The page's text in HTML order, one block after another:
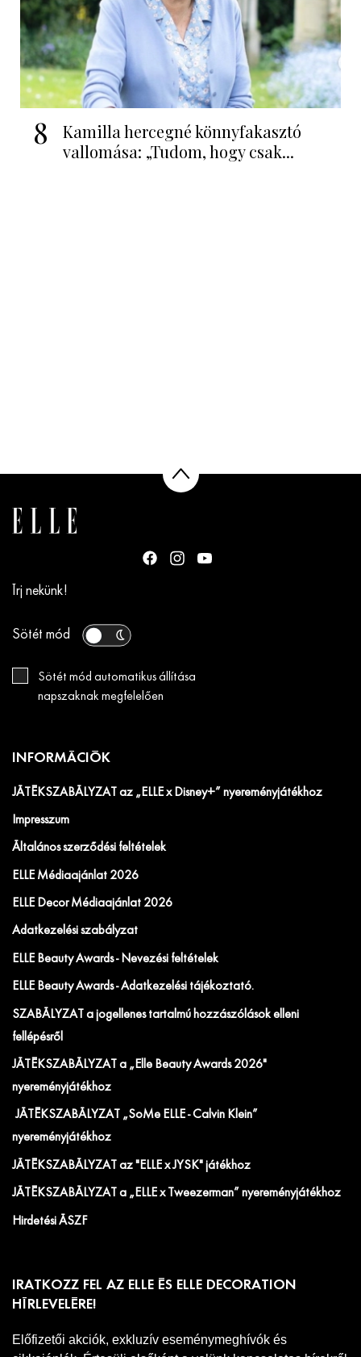
8
Kamilla hercegné könnyfakasztó
vallomása: „Tudom, hogy csak...
Írj nekünk!
Sötét mód
Sötét mód automatikus állítása
napszaknak megfelelően
INFORMÁCIÓK
JÁTÉKSZABÁLYZAT az „ELLE x Disney+” nyereményjátékhoz
Impresszum
Általános szerződési feltételek
ELLE Médiaajánlat 2026
ELLE Decor Médiaajánlat 2026
Adatkezelési szabályzat
ELLE Beauty Awards - Nevezési feltételek
ELLE Beauty Awards - Adatkezelési tájékoztató.
SZABÁLYZAT a jogellenes tartalmú hozzászólások elleni
fellépésről
JÁTÉKSZABÁLYZAT a „Elle Beauty Awards 2026"
nyereményjátékhoz
JÁTÉKSZABÁLYZAT „SoMe ELLE - Calvin Klein”
nyereményjátékhoz
JÁTÉKSZABÁLYZAT az "ELLE x JYSK" játékhoz
JÁTÉKSZABÁLYZAT a „ELLE x Tweezerman” nyereményjátékhoz
Hirdetési ÁSZF
IRATKOZZ FEL AZ ELLE ÉS ELLE DECORATION
HÍRLEVELÉRE!
Előfizetői akciók, exkluzív eseménymeghívók és